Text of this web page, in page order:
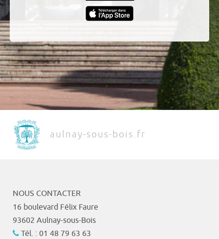
aulnay-sous-bois.fr
NOUS CONTACTER
16 boulevard Félix Faure
93602 Aulnay-sous-Bois
Tél. : 01 48 79 63 63